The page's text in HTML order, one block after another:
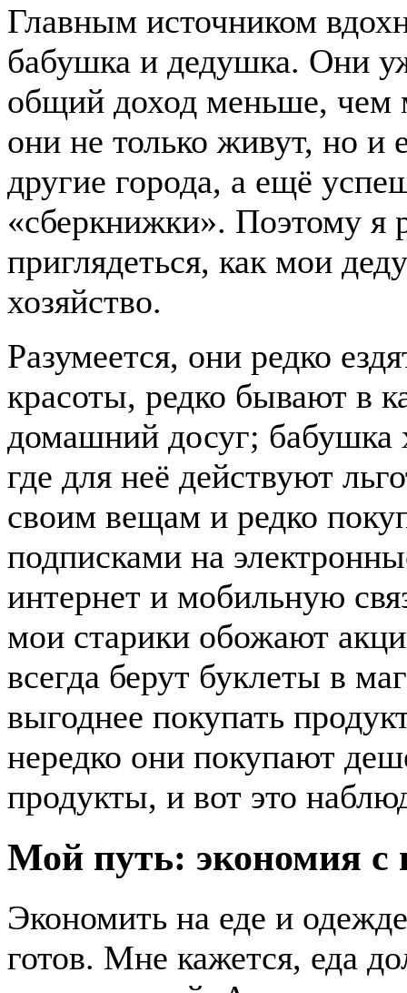
Главным источником
бабушка и дедушка. Они
общий доход меньше, чем
они не только живут, но и
другие города, а ещё
«сберкнижки». Поэтому я
приглядеться, как мои
хозяйство.
Разумеется, они редко
красоты, редко бывают в
домашний досуг;
где для неё действуют
своим вещам и редко
подписками на
интернет и мобильную
мои старики обожают
всегда берут буклеты в
выгоднее покупать
нередко они покупают
продукты, и вот это
Мой путь: экономия с
Экономить на еде и
готов. Мне кажется, еда